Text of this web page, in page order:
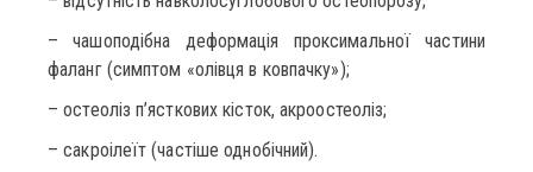
– чашоподібна деформація проксимальної частини
фаланг (симптом «олівця в ковпачку»);
– остеоліз п’ясткових кісток, акроостеоліз;
– сакроілеїт (частіше однобічний).